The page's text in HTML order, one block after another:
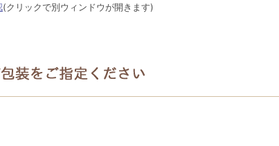
(クリックで別ウィンドウが開きます)